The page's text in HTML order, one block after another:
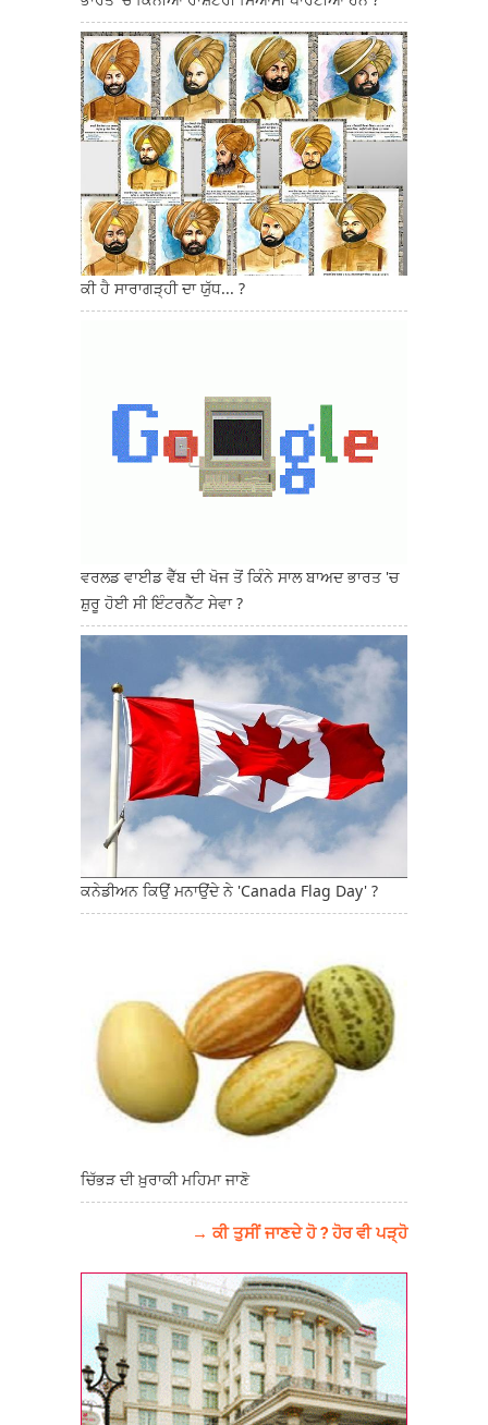
ਕੀ ਹੈ ਸਾਰਾਗੜ੍ਹੀ ਦਾ ਯੁੱਧ... ?
ਵਰਲਡ ਵਾਈਡ ਵੈੱਬ ਦੀ ਖੋਜ ਤੋਂ ਕਿੰਨੇ ਸਾਲ ਬਾਅਦ ਭਾਰਤ 'ਚ
ਸ਼ੁਰੂ ਹੋਈ ਸੀ ਇੰਟਰਨੈੱਟ ਸੇਵਾ ?
ਕਨੇਡੀਅਨ ਕਿਉਂ ਮਨਾਉਂਦੇ ਨੇ 'Canada Flag Day' ?
ਚਿੱਭੜ ਦੀ ਖ਼ੁਰਾਕੀ ਮਹਿਮਾ ਜਾਣੋ
→ ਕੀ ਤੁਸੀਂ ਜਾਣਦੇ ਹੋ ? ਹੋਰ ਵੀ ਪੜ੍ਹੋ